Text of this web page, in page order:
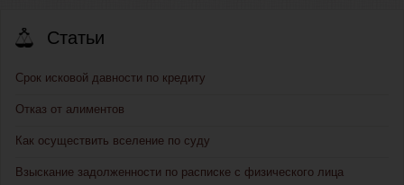
Статьи
Срок исковой давности по кредиту
Отказ от алиментов
Как осуществить вселение по суду
Взыскание задолженности по расписке с физического лица